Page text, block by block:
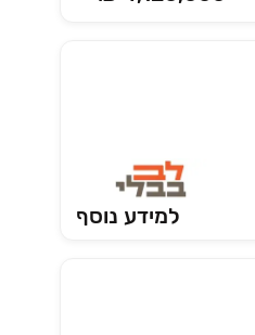
למידע נוסף